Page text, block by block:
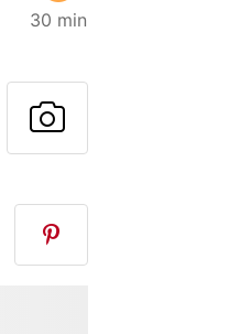
30 min
a um
esta página
Falar com o
Fez esta